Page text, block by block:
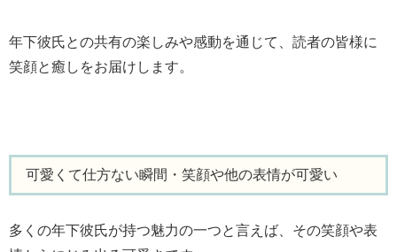
年下彼氏との共有の楽しみや感動を通じて、読者の皆様に
笑顔と癒しをお届けします。
可愛くて仕方ない瞬間・笑顔や他の表情が可愛い
多くの年下彼氏が持つ魅力の一つと言えば、その笑顔や表